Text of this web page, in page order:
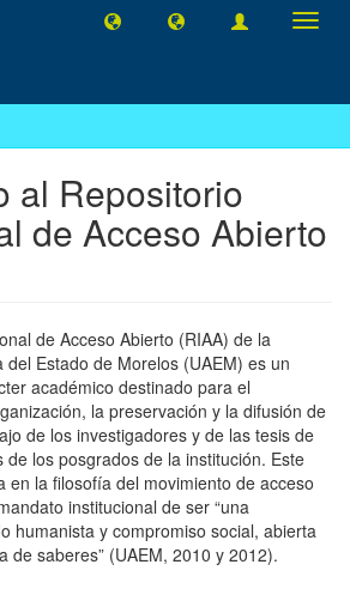
al Repositorio
de Acceso Abierto
de Acceso Abierto (RIAA) de la
del Estado de Morelos (UAEM) es un
académico destinado para el
la preservación y la difusión de
de los investigadores y de las tesis de
los posgrados de la institución. Este
en la filosofía del movimiento de acceso
institucional de ser “una
humanista y compromiso social, abierta
de saberes” (UAEM, 2010 y 2012).